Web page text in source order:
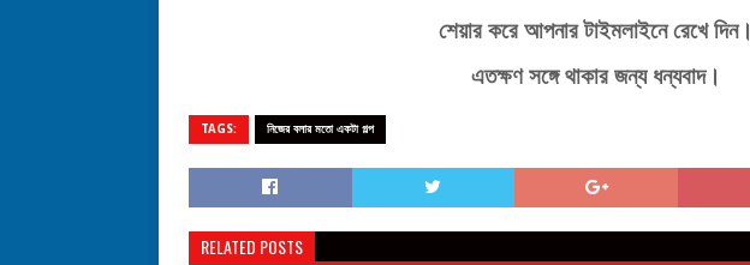
শেয়ার করে আপনার টাইমলাইনে রেখে দিন।
এতক্ষণ সঙ্গে থাকার জন্য ধন্যবাদ।
TAGS: নিজের বলার মতো একটা গল্প
RELATED POSTS